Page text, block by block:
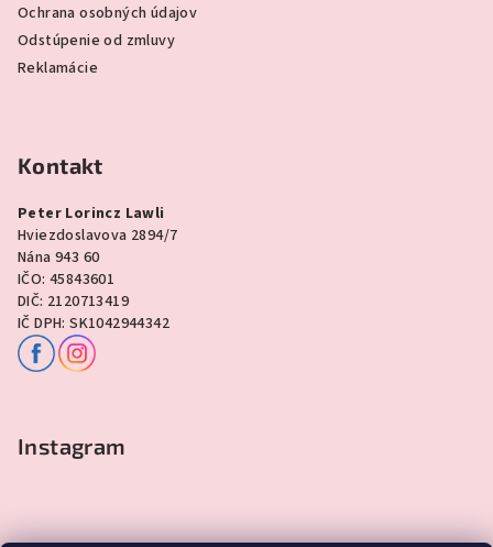
Ochrana osobných údajov
Odstúpenie od zmluvy
Reklamácie
Kontakt
Peter Lorincz Lawli
Hviezdoslavova 2894/7
Nána 943 60
IČO: 45843601
DIČ: 2120713419
IČ DPH: SK1042944342
Instagram